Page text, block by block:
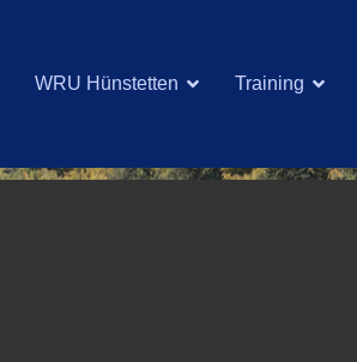
WRU Hünstetten Training